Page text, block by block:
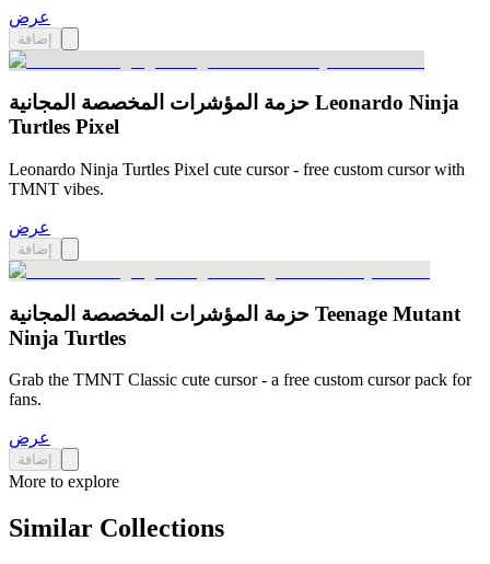
عرض
إضافة
حزمة المؤشرات المخصصة المجانية Leonardo Ninja
Turtles Pixel
Leonardo Ninja Turtles Pixel cute cursor - free custom cursor with
TMNT vibes.
عرض
إضافة
حزمة المؤشرات المخصصة المجانية Teenage Mutant
Ninja Turtles
Grab the TMNT Classic cute cursor - a free custom cursor pack for
fans.
عرض
إضافة
More to explore
Similar Collections